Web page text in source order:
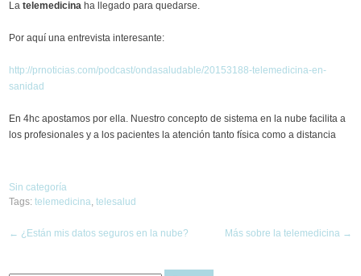
Latelemedicina ha llegado para quedarse.
Por aquí una entrevista interesante:
http://prnoticias.com/podcast/ondasaludable/20153188-telemedicina-en-
sanidad
En 4hc apostamos por ella. Nuestro concepto de sistema en la nube facilita a
los profesionales y a los pacientes la atención tanto física como a distancia
Sin categoría
Tags:telemedicina,telesalud
Post
← ¿Están mis datos seguros en la nube? Más sobre la telemedicina →